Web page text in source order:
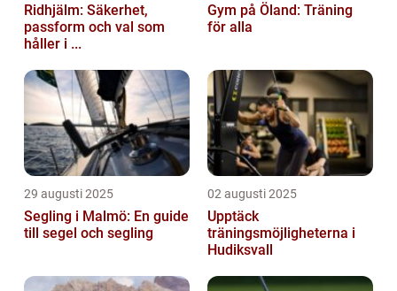
Ridhjälm: Säkerhet,
passform och val som
håller i ...
Gym på Öland: Träning
för alla
29 augusti 2025
Segling i Malmö: En guide
till segel och segling
02 augusti 2025
Upptäck
träningsmöjligheterna i
Hudiksvall